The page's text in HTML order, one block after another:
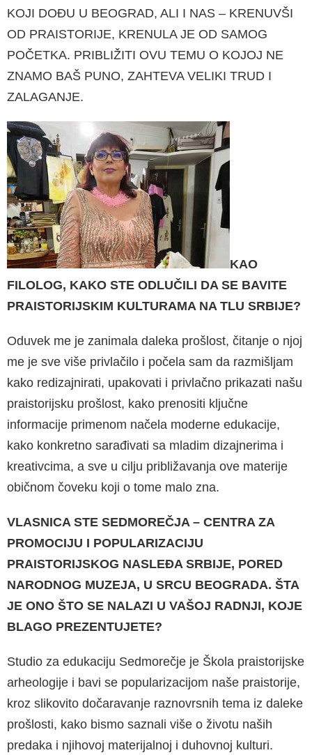
KOJI DOĐU U BEOGRAD, ALI I NAS – KRENUVŠI
OD PRAISTORIJE, KRENULA JE OD SAMOG
POČETKA. PRIBLIŽITI OVU TEMU O KOJOJ NE
ZNAMO BAŠ PUNO, ZAHTEVA VELIKI TRUD I
ZALAGANJE.
KAO
FILOLOG, KAKO STE ODLUČILI DA SE BAVITE
PRAISTORIJSKIM KULTURAMA NA TLU SRBIJE?
Oduvek me je zanimala daleka prošlost, čitanje o njoj
me je sve više privlačilo i počela sam da razmišljam
kako redizajnirati, upakovati i privlačno prikazati našu
praistorijsku prošlost, kako prenositi ključne
informacije primenom načela moderne edukacije,
kako konkretno sarađivati sa mladim dizajnerima i
kreativcima, a sve u cilju približavanja ove materije
običnom čoveku koji o tome malo zna.
VLASNICA STE SEDMOREČJA – CENTRA ZA
PROMOCIJU I POPULARIZACIJU
PRAISTORIJSKOG NASLEĐA SRBIJE, PORED
NARODNOG MUZEJA, U SRCU BEOGRADA. ŠTA
JE ONO ŠTO SE NALAZI U VAŠOJ RADNJI, KOJE
BLAGO PREZENTUJETE?
Studio za edukaciju Sedmorečje je Škola praistorijske
arheologije i bavi se popularizacijom naše praistorije,
kroz slikovito dočaravanje raznovrsnih tema iz daleke
prošlosti, kako bismo saznali više o životu naših
predaka i njihovoj materijalnoj i duhovnoj kulturi.